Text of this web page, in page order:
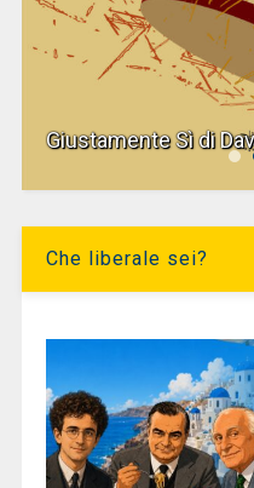
Giustamente Sì di
Che liberale sei?